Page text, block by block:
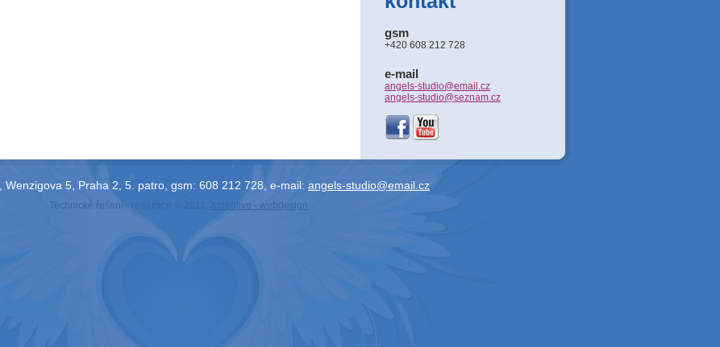
gsm
+420 608 212 728
e-mail
angels-studio@email.cz
angels-studio@seznam.cz
, Wenzigova 5, Praha 2, 5. patro, gsm: 608 212 728, e-mail: angels-studio@email.cz
Technické řešení - realizace © 2011, Xcreative - webdesign